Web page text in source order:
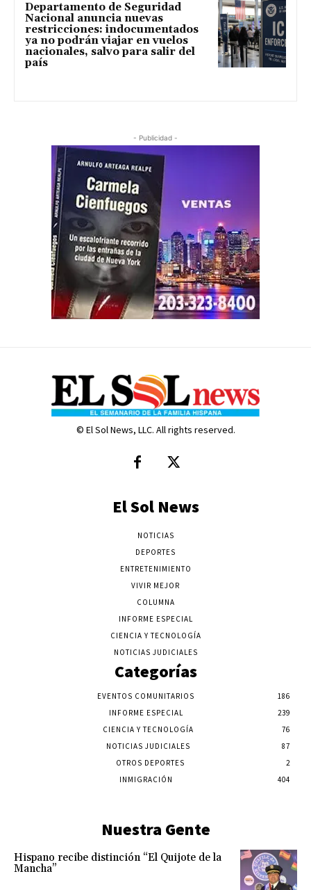
Departamento de Seguridad
Nacional anuncia nuevas
restricciones: indocumentados
ya no podrán viajar en vuelos
nacionales, salvo para salir del
país
- Publicidad -
© El Sol News, LLC. All rights reserved.
El Sol News
NOTICIAS
DEPORTES
ENTRETENIMIENTO
VIVIR MEJOR
COLUMNA
INFORME ESPECIAL
CIENCIA Y TECNOLOGÍA
NOTICIAS JUDICIALES
Categorías
EVENTOS COMUNITARIOS
186
INFORME ESPECIAL
239
CIENCIA Y TECNOLOGÍA
76
NOTICIAS JUDICIALES
87
OTROS DEPORTES
2
INMIGRACIÓN
404
Nuestra Gente
Hispano recibe distinción “El Quijote de la
Mancha”